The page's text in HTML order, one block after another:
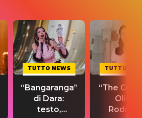
TUTTO NEWS
“Bangaranga”
di Dara:
testo,
TUTTO
“The
Olivia